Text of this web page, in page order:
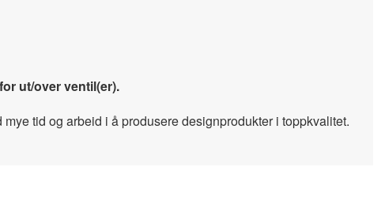
ut/over ventil(er).
tid og arbeid i å produsere designprodukter i toppkvalitet.